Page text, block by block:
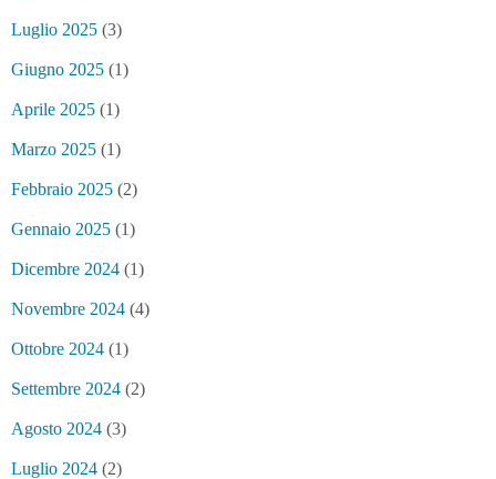
Luglio 2025 (3)
Giugno 2025 (1)
Aprile 2025 (1)
Marzo 2025 (1)
Febbraio 2025 (2)
Gennaio 2025 (1)
Dicembre 2024 (1)
Novembre 2024 (4)
Ottobre 2024 (1)
Settembre 2024 (2)
Agosto 2024 (3)
Luglio 2024 (2)